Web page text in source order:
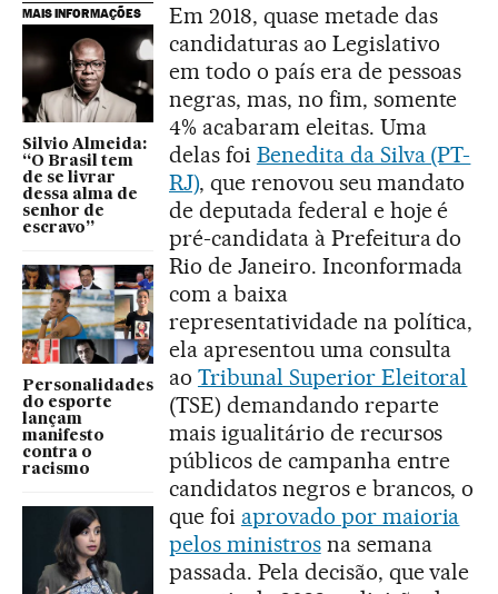
MAIS INFORMAÇÕES
Silvio Almeida:
“O Brasil tem
de se livrar
dessa alma de
senhor de
escravo”
Personalidades
do esporte
lançam
manifesto
contra o
racismo
Em 2018, quase metade das
candidaturas ao Legislativo
em todo o país era de pessoas
negras, mas, no fim, somente
4% acabaram eleitas. Uma
delas foi Benedita da Silva (PT-
RJ), que renovou seu mandato
de deputada federal e hoje é
pré-candidata à Prefeitura do
Rio de Janeiro. Inconformada
com a baixa
representatividade na política,
ela apresentou uma consulta
ao Tribunal Superior Eleitoral
(TSE) demandando reparte
mais igualitário de recursos
públicos de campanha entre
candidatos negros e brancos, o
que foi aprovado por maioria
pelos ministrosna semana
passada. Pela decisão, que vale